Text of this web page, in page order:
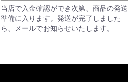
当店で入金確認ができ次第、商品の発送
準備に入ります。発送が完了しました
ら、メールでお知らせいたします。